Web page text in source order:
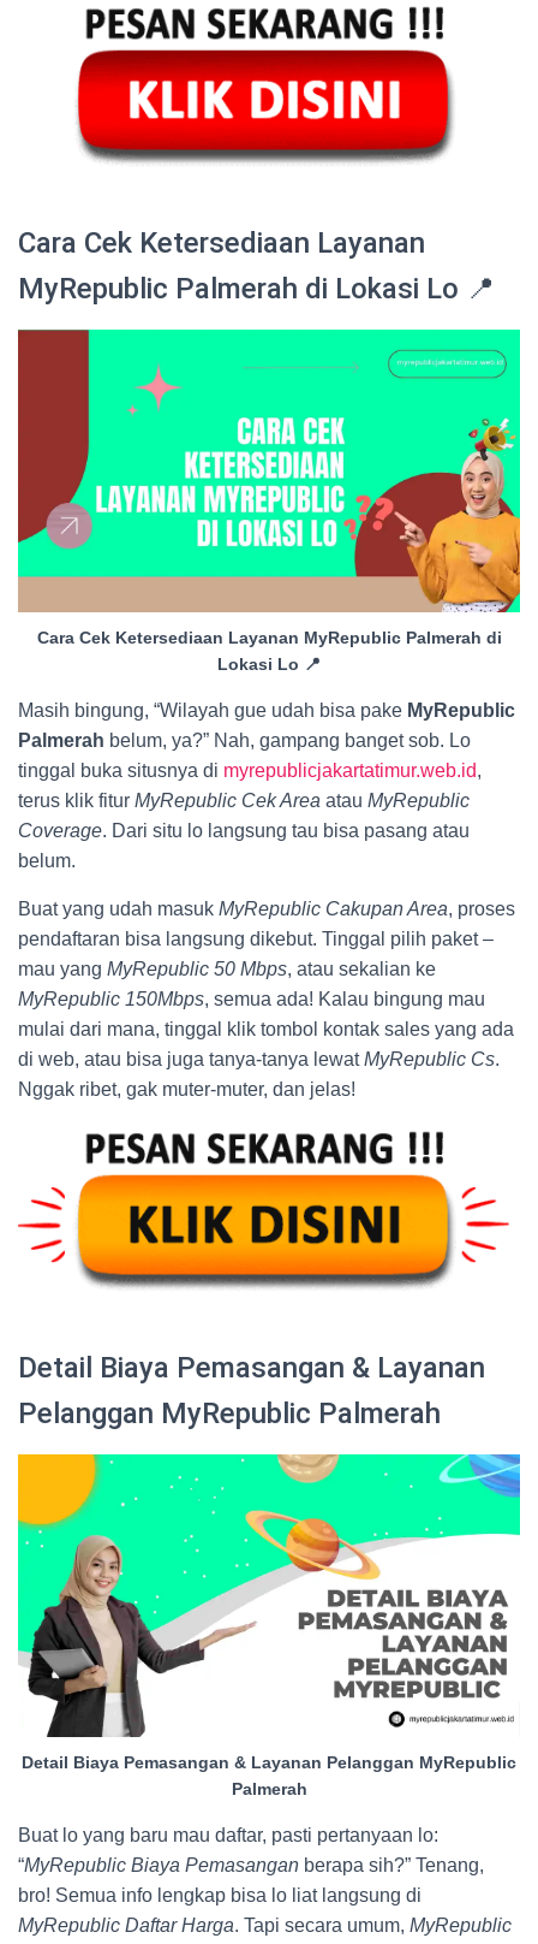
Cara Cek Ketersediaan Layanan
MyRepublic Palmerah di Lokasi Lo 📍
Cara Cek Ketersediaan Layanan MyRepublic Palmerah di
Lokasi Lo 📍
Masih bingung, “Wilayah gue udah bisa pake MyRepublic
Palmerah belum, ya?” Nah, gampang banget sob. Lo
tinggal buka situsnya di myrepublicjakartatimur.web.id,
terus klik fitur MyRepublic Cek Area atau MyRepublic
Coverage. Dari situ lo langsung tau bisa pasang atau
belum.
Buat yang udah masuk MyRepublic Cakupan Area, proses
pendaftaran bisa langsung dikebut. Tinggal pilih paket –
mau yang MyRepublic 50 Mbps, atau sekalian ke
MyRepublic 150Mbps, semua ada! Kalau bingung mau
mulai dari mana, tinggal klik tombol kontak sales yang ada
di web, atau bisa juga tanya-tanya lewatMyRepublic Cs.
Nggak ribet, gak muter-muter, dan jelas!
Detail Biaya Pemasangan & Layanan
Pelanggan MyRepublic Palmerah
Detail Biaya Pemasangan & Layanan Pelanggan MyRepublic
Palmerah
Buat lo yang baru mau daftar, pasti pertanyaan lo:
“MyRepublic Biaya Pemasangan berapa sih?” Tenang,
bro! Semua info lengkap bisa lo liat langsung di
MyRepublic Daftar Harga. Tapi secara umum, MyRepublic